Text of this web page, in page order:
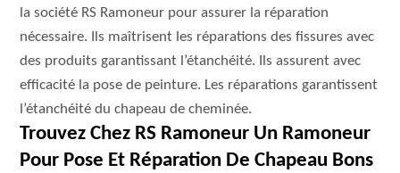
la société RS Ramoneur pour assurer la réparation
nécessaire. Ils maîtrisent les réparations des fissures avec
des produits garantissant l’étanchéité. Ils assurent avec
efficacité la pose de peinture. Les réparations garantissent
l’étanchéité du chapeau de cheminée.
Trouvez Chez RS Ramoneur Un Ramoneur
Pour Pose Et Réparation De Chapeau Bons